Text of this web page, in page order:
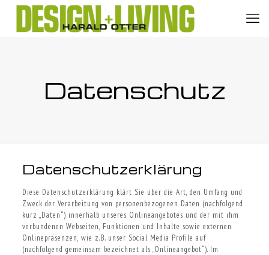
Datenschutz
Datenschutzerklärung
Diese Datenschutzerklärung klärt Sie über die Art, den Umfang und
Zweck der Verarbeitung von personenbezogenen Daten (nachfolgend
kurz „Daten“) innerhalb unseres Onlineangebotes und der mit ihm
verbundenen Webseiten, Funktionen und Inhalte sowie externen
Onlinepräsenzen, wie z.B. unser Social Media Profile auf
(nachfolgend gemeinsam bezeichnet als „Onlineangebot“). Im